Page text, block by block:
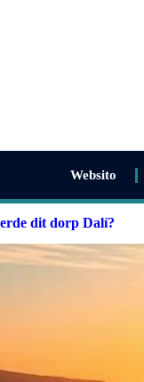
Websito
dit dorp Dalí?